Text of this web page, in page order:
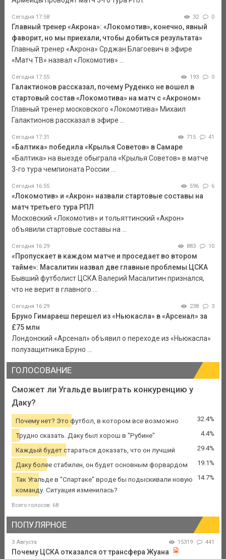
Сегодня 17:58 32 0
Главный тренер «Акрона»: «Локомотив», конечно, явный
фаворит, но мы приехали, чтобы добиться результата»
Главный тренер «Акрона» Срджан Благоевич в эфире
«Матч ТВ» назвал «Локомотив» ...
Сегодня 17:55 193 0
Галактионов рассказал, почему Руденко не вошел в
стартовый состав «Локомотива» на матч с «Акроном»
Главный тренер московского «Локомотива» Михаил
Галактионов рассказал в эфире ...
Сегодня 17:31 715 41
«Балтика» победила «Крылья Советов» в Самаре
«Балтика» на выезде обыграла «Крылья Советов» в матче
3-го тура чемпионата России ...
Сегодня 16:55 596 6
«Локомотив» и «Акрон» назвали стартовые составы на
матч третьего тура РПЛ
Московский «Локомотив» и тольяттинский «Акрон»
объявили стартовые составы на ...
Сегодня 16:29 883 10
«Пропускает в каждом матче и проседает во втором
тайме»: Масалитин назвал две главные проблемы ЦСКА
Бывший футболист ЦСКА Валерий Масалитин признался,
что не верит в главного ...
Сегодня 16:29 238 3
Бруно Гимараеш перешел из «Ньюкасла» в «Арсенал» за
£75 млн
Лондонский «Арсенал» объявил о переходе из «Ньюкасла»
полузащитника Бруно ...
ГОЛОСОВАНИЕ
Сможет ли Угальде выиграть конкуренцию у
Даку?
Почему нет? Это футбол, в котором все возможно 32.4%
Трудно сказать. Даку был хорош в "Рубине" 4.4%
Каждый будет стараться доказать, что он лучший 29.4%
Даку более стабилен, он будет основным форвардом 19.1%
Так Угальде в "Спартаке" вроде бы подыскивали новую
команду. Ситуация изменилась?
14.7%
Всего голосов: 68
ПОПУЛЯРНОЕ
3 Августа 15319 441
Почему ЦСКА отказался от трансфера Жуана